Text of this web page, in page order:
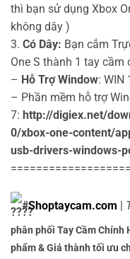
thì bạn sử dụng Xbox
không dây )
3. Có Dây: Bạn cắm
One S thành 1 tay
– Hỗ Trợ Window: WIN
– Phần mềm hỗ trợ
7: http://digiex.net/
0/xbox-one-content/
usb-drivers-windows-
#Shoptaycam.com |
phân phối Tay Cầm
phẩm & Giá thành tối ưu